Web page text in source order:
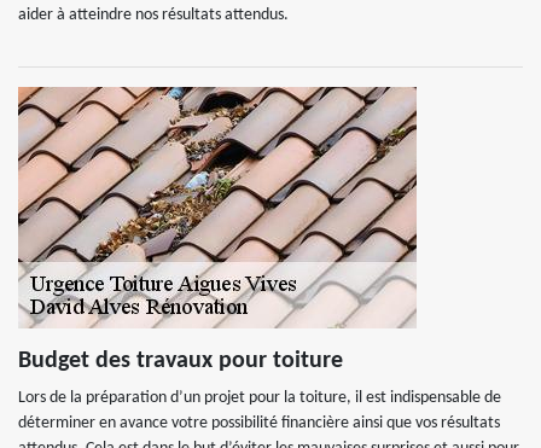
aider à atteindre nos résultats attendus.
Budget des travaux pour toiture
Lors de la préparation d’un projet pour la toiture, il est indispensable de
déterminer en avance votre possibilité financière ainsi que vos résultats